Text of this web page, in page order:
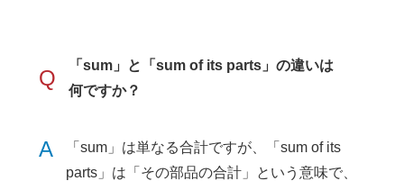
Q
「sum」と「sum of its parts」の違いは
何ですか？
A
「sum」は単なる合計ですが、「sum of its
parts」は「その部品の合計」という意味で、